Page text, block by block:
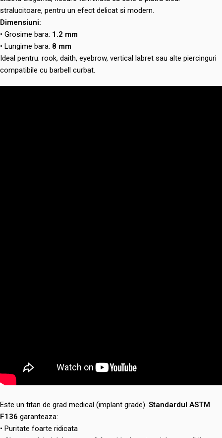
stralucitoare, pentru un efect delicat si modern.
Dimensiuni:
• Grosime bara: 1.2 mm
• Lungime bara: 8 mm
Ideal pentru: rook, daith, eyebrow, vertical labret sau alte piercinguri
compatibile cu barbell curbat.
Este un titan de grad medical (implant grade). Standardul ASTM
F136 garanteaza:
• Puritate foarte ridicata